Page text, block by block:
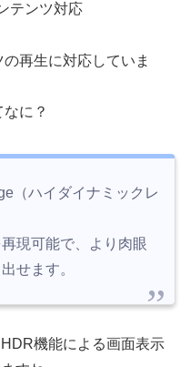
テンツ対応
再生に対応していま
に？
（ハイダイナミックレ
現可能で、より肉眼
せます。
機能による画面表示